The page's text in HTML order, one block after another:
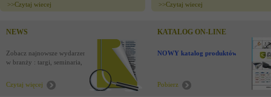
>>Czytaj wiecej >>Czytaj wiecej
NEWS
Zobacz najnowsze wydarzenia
w branży : targi, seminaria,
Czytaj więcej
KATALOG ON-LINE
NOWY katalog produktów !
Pobierz